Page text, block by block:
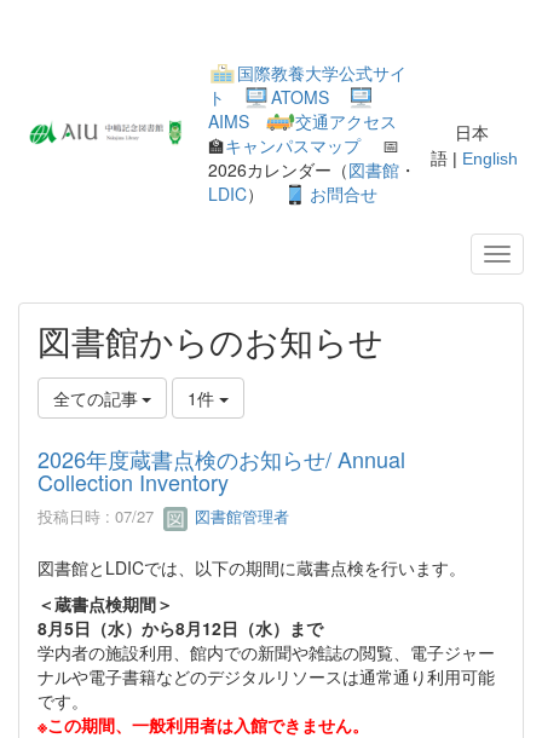
国際教養大学公式サイ
ト
ATOMS
AIMS
交通アクセス
🏫キャンパスマップ📅
2026カレンダー（図書館 ・
LDIC） お問合せ
日本
語 | English
図書館からのお知らせ
全ての記事 1件
2026年度蔵書点検のお知らせ/ Annual
Collection Inventory
投稿日時 : 07/27 図書館管理者
図書館とLDICでは、以下の期間に蔵書点検を行います。
＜蔵書点検期間＞
8月5日（水）から8月12日（水）まで
学内者の施設利用、館内での新聞や雑誌の閲覧、電子ジャー
ナルや電子書籍などのデジタルリソースは通常通り利用可能
です。
※この期間、一般利用者は入館できません。